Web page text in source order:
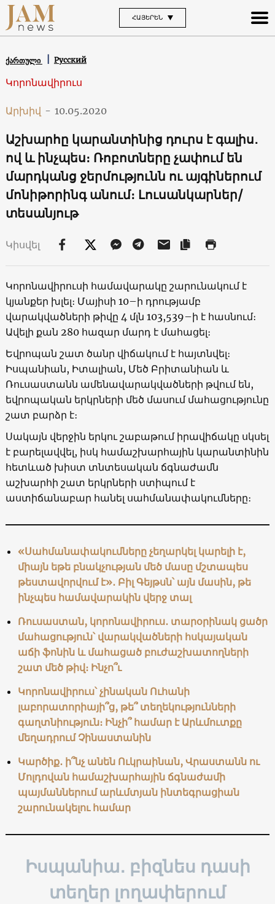
ՀԱՅԵՐԵՆ
ქართული Русский
Կորոնավիրուս
Արխիվ - 10.05.2020
Աշխարհը կարանտինից դուրս է գալիս․
ով և ինչպես։ Ռոբոտները չափում են
մարդկանց ջերմությունն ու այգիներում
մոնիթորինգ անում։ Լուսանկարներ/
տեսանյութ
Կիսվել
Կորոնավիրուսի համավարակը շարունակում է
կյանքեր խլել։ Մայիսի 10–ի դրությամբ
վարակվածների թիվը 4 մլն 103,539–ի է հասնում։
Ավելի քան 280 հազար մարդ է մահացել։
Եվրոպան շատ ծանր վիճակում է հայտնվել։
Իսպանիան, Իտալիան, Մեծ Բրիտանիան և
Ռուսաստանն ամենավարակվածների թվում են,
եվրոպական երկրների մեծ մասում մահացությունը
շատ բարձր է։
Սակայն վերջին երկու շաբաթում իրավիճակը սկսել
է բարելավվել, իսկ համաշխարհային կարանտինին
հետևած խիստ տնտեսական ճգնաժամն
աշխարհի շատ երկրների ստիպում է
աստիճանաբար հանել սահմանափակումները։
«Սահմանափակումները չեղարկել կարելի է,
միայն եթե բնակչության մեծ մասը մշտապես
թեստավորվում է»․ Բիլ Գեյթսն՝ այն մասին, թե
ինչպես համավարակին վերջ տալ
Ռուսաստան, կորոնավիրուս․ տարօրինակ ցածր
մահացություն՝ վարակվածների հսկայական
աճի ֆոնին և մահացած բուժաշխատողների
շատ մեծ թիվ։ Ինչո՞ւ
Կորոնավիրուս՝ չինական Ուհանի
լաբորատորիայի՞ց, թե՞ տեղեկությունների
գաղտնիություն։ Ինչի՞ համար է Արևմուտքը
մեղադրում Չինաստանին
Կարծիք․ ի՞նչ անեն Ուկրաինան, Վրաստանն ու
Մոլդովան համաշխարհային ճգնաժամի
պայմաններում արևմտյան ինտեգրացիան
շարունակելու համար
Իսպանիա․ բիզնես դասի
տեղեր լողափերում